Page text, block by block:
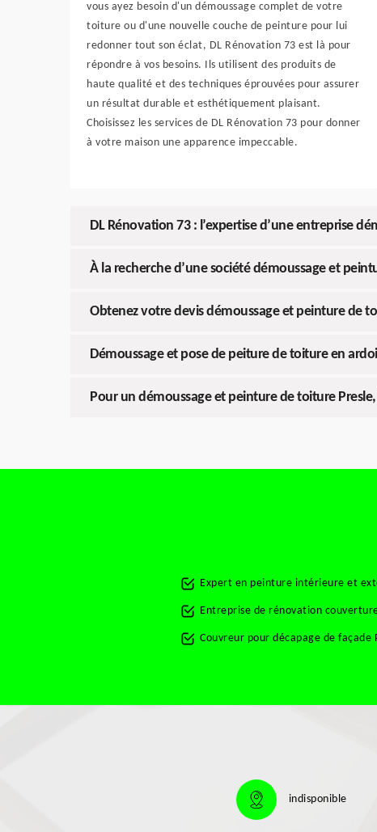
vous ayez besoin d'un démoussage complet de votre
toiture ou d'une nouvelle couche de peinture pour lui
redonner tout son éclat, DL Rénovation 73 est là pour
répondre à vos besoins. Ils utilisent des produits de
haute qualité et des techniques éprouvées pour assurer
un résultat durable et esthétiquement plaisant.
Choisissez les services de DL Rénovation 73 pour donner
à votre maison une apparence impeccable.
DL Rénovation 73 : l’expertise d’une entreprise
À la recherche d’une société démoussage et
Obtenez votre devis démoussage et peinture de
Démoussage et pose de peiture de toiture en
Pour un démoussage et peinture de toiture
Expert en peinture intérieure et
Entreprise de rénovation
Couvreur pour décapage de façade
indisponible